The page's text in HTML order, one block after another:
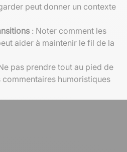
peut donner un contexte
: Noter comment les
aider à maintenir le fil de la
pas prendre tout au pied de
commentaires humoristiques